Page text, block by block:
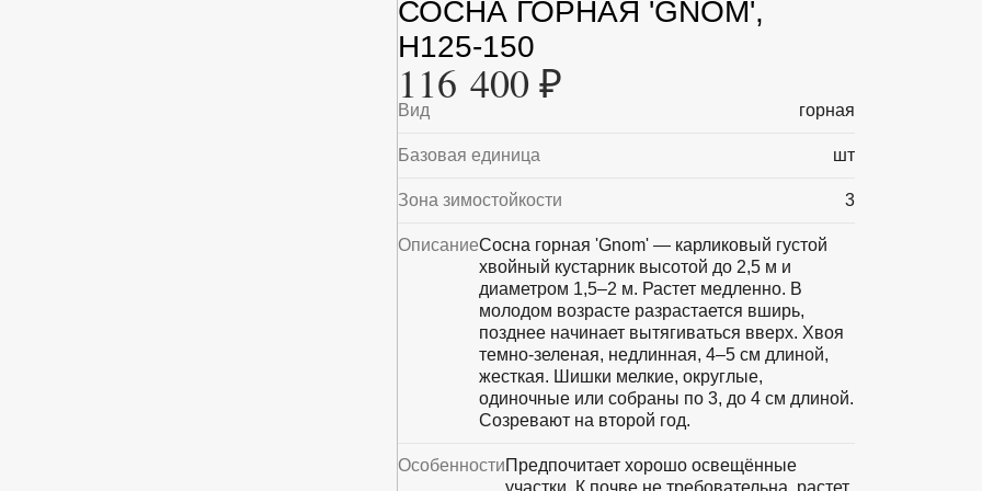
СОСНА ГОРНАЯ 'GNOM',
H125-150
116 400 ₽
Вид горная
Базовая единица шт
Зона зимостойкости 3
ОписаниеСосна горная 'Gnom' — карликовый густой
хвойный кустарник высотой до 2,5 м и
диаметром 1,5–2 м. Растет медленно. В
молодом возрасте разрастается вширь,
позднее начинает вытягиваться вверх. Хвоя
темно-зеленая, недлинная, 4–5 см длиной,
жесткая. Шишки мелкие, округлые,
одиночные или собраны по 3, до 4 см длиной.
Созревают на второй год.
ОсобенностиПредпочитает хорошо освещённые
участки. К почве не требовательна, растет